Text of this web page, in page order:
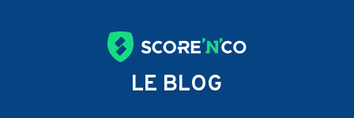
LE BLOG